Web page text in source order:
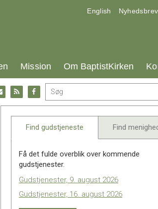
17.0:
English 18.0:
25.0:
Mission 26.0:
Om BaptistKirken
Gå
til:
Facebook
Gå
til:
RSS
feed
Find gudstjeneste Find
Få det fulde overblik over kommende
gudstjenester.
Gudstjenester, 9. august 2026
Gudstjenester, 16. august 2026